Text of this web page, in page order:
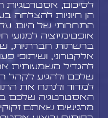
לסיכום, אסטרטגיות
הן חיוניות להצלחה
התחרותי של היום. על
אופטימיזציה
ברשתות חברתיות,
אלקטרוני, ושיתופי
להגדיל משמעותית
שלכם ולהגיע לקהל
למדוד ולנתח את
האסטרטגיה שלכם
מרגישים שאתם